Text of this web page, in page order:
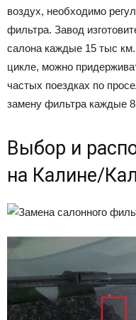
воздух, необходимо
фильтра. Завод
салона каждые 15 тыс
цикле, можно
частых поездках по
замену фильтра каждые
Выбор и
на Калине/